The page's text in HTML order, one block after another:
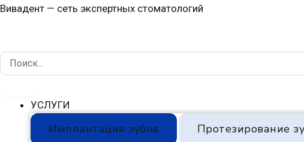
Перейти
Вивадент — сеть экспертных стоматологий
УСЛУГИ
Имплантация зубов Протезирование
Навигация